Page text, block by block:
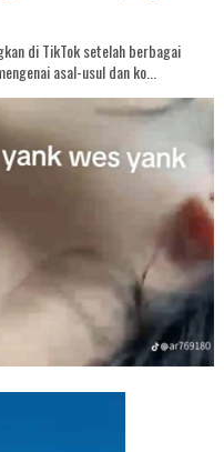
di TikTok setelah berbagai
asal-usul dan ko...